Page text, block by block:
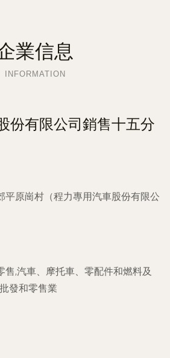
業信息
INFORMATION
份有限公司銷售十五分
平原崗村（程力專用汽車股份有限公
售,汽車、摩托車、零配件和燃料及
發和零售業